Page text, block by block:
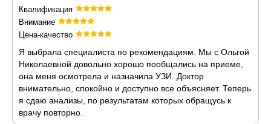
Квалификация
Внимание
Цена-качество
Я выбрала специалиста по рекомендациям. Мы с Ольгой
Николаевной довольно хорошо пообщались на приеме,
она меня осмотрела и назначила УЗИ. Доктор
внимательно, спокойно и доступно все объясняет. Теперь
я сдаю анализы, по результатам которых обращусь к
врачу повторно.